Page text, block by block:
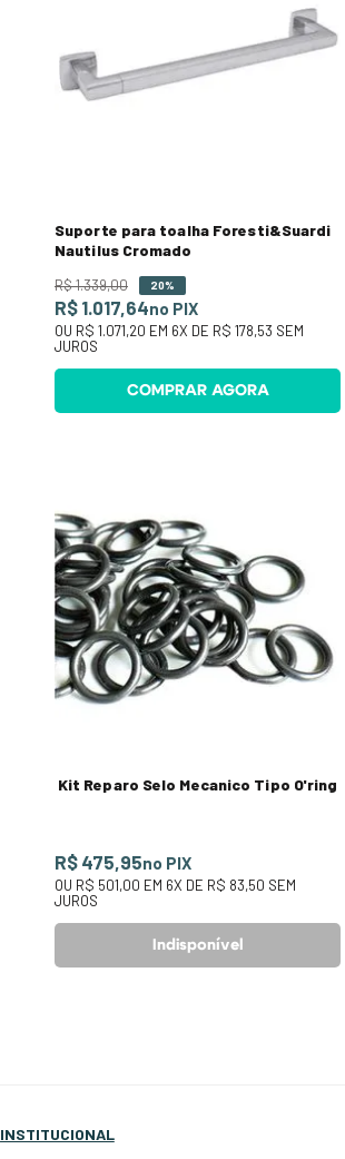
Suporte para toalha Foresti&Suardi
Nautilus Cromado
R$1.339,00 20%
R$ 1.017,64no PIX
OU R$ 1.071,20 EM 6X DE R$ 178,53 SEM
JUROS
COMPRAR AGORA
Kit Reparo Selo Mecanico Tipo O'ring
R$ 475,95no PIX
OU R$ 501,00 EM 6X DE R$ 83,50 SEM
JUROS
Indisponível
INSTITUCIONAL